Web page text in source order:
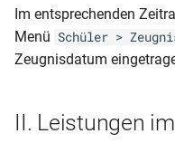
dynamisch)
RLP-GS
RLP-GS
Fehlzeiten)
Schülerliste mit
Schülerliste mit Photos
Zeugnisliste nach
Schülerfächern (DIN A4)
Schülerfächern
Im entsprechenden
Menü Schüler >
Zeugnisdatum
II. Leistungen